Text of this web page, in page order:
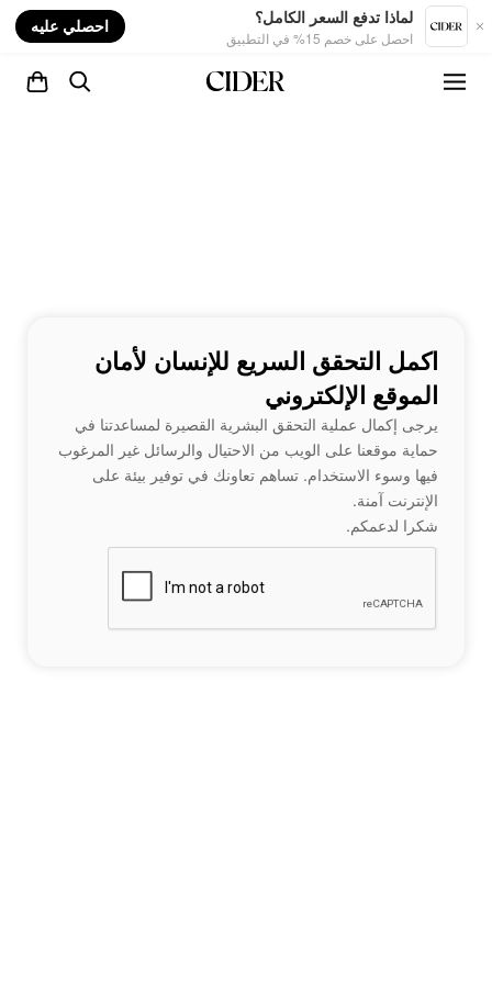
لماذا تدفع السعر الكامل؟
احصل على خصم 15% في التطبيق
احصلي عليه
اكمل التحقق السريع للإنسان لأمان
الموقع الإلكتروني
يرجى إكمال عملية التحقق البشرية القصيرة لمساعدتنا في
حماية موقعنا على الويب من الاحتيال والرسائل غير المرغوب
فيها وسوء الاستخدام. تساهم تعاونك في توفير بيئة على
الإنترنت آمنة.
شكرا لدعمكم.